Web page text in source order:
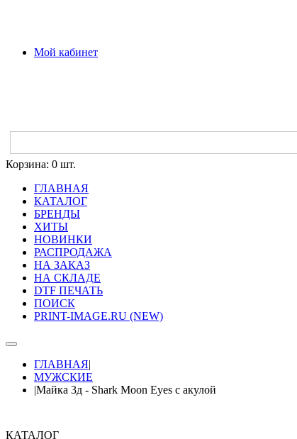
Мой кабинет
Корзина: 0 шт.
ГЛАВНАЯ
КАТАЛОГ
БРЕНДЫ
ХИТЫ
НОВИНКИ
РАСПРОДАЖА
НА ЗАКАЗ
НА СКЛАДЕ
DTF ПЕЧАТЬ
ПОИСК
PRINT-IMAGE.RU (NEW)
ГЛАВНАЯ|
МУЖСКИЕ
|Майка 3д - Shark Moon Eyes с акулой
КАТАЛОГ